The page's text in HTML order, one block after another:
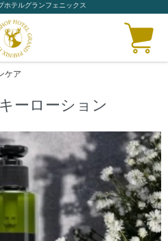
ホテルグランフェニックス
ケア
ーローション